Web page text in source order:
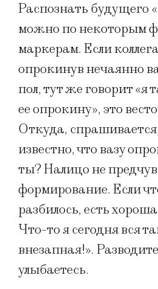
Распознать будущего
можно по некоторым
маркерам. Если
опрокинув нечаянно
пол, тут же говорит «я
ее опрокину», это
Откуда,
известно, что вазу
ты? Налицо не
формирование. Если
разбилось, есть
Что-то я сегодня вся
внезапная!».
улыбаетесь.